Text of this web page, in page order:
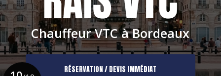
Chauffeur VTC à Bordeaux
RÉSERVATION / DEVIS IMMÉDIAT